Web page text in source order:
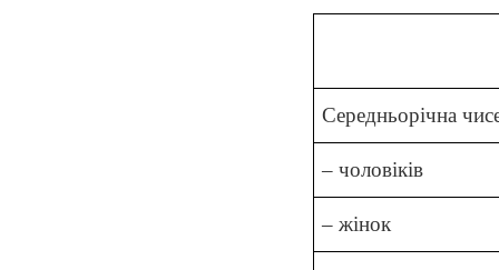
Середньорічна
– чоловіків
– жінок